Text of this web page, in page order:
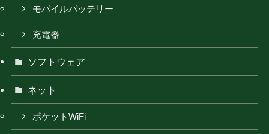
モバイルバッテリー
充電器
ソフトウェア
ネット
ポケットWiFi